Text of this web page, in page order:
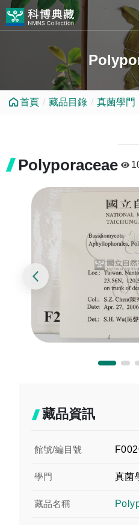
跳到中央內容區塊
首頁 藏品目錄 真菌學門
Polyporaceae
藏品資訊
館號/編目號
學門 真菌
藏品名稱